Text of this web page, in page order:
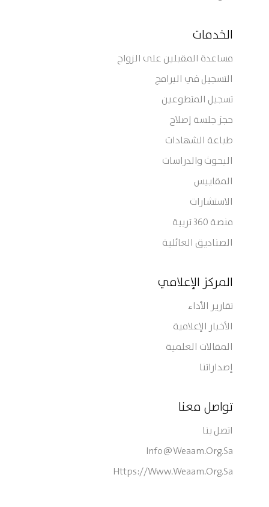
الخدمات
مساعدة المقبلين على الزواج
التسجيل في البرامج
تسجيل المتطوعين
حجز جلسة إصلاح
طباعة الشهادات
البحوث والدراسات
المقاييس
الاستشارات
منصة 360 تربية
الصناديق العائلية
المركز الإعلامي
تقارير الأداء
الأخبار الإعلامية
المقالات العلمية
إصداراتنا
تواصل معنا
اتصل بنا
Info@weaam.org.sa
Https://www.weaam.org.sa